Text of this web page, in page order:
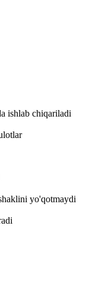
ishlab chiqariladi
yo'qotmaydi